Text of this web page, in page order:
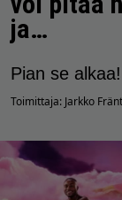
ja…
Pian se alkaa!
Toimittaja: Jarkko